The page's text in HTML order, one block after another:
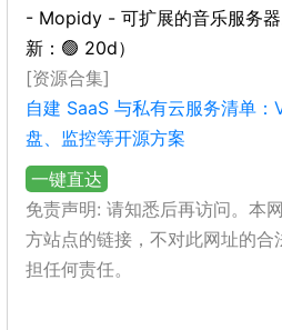
- Mopidy - 可扩展的音乐服务
新：🟢 20d）
[资源合集]
自建 SaaS 与私有云服务清单
盘、监控等开源方案
一键直达
免责声明: 请知悉后再访问。本
方站点的链接，不对此网址的合
担任何责任。